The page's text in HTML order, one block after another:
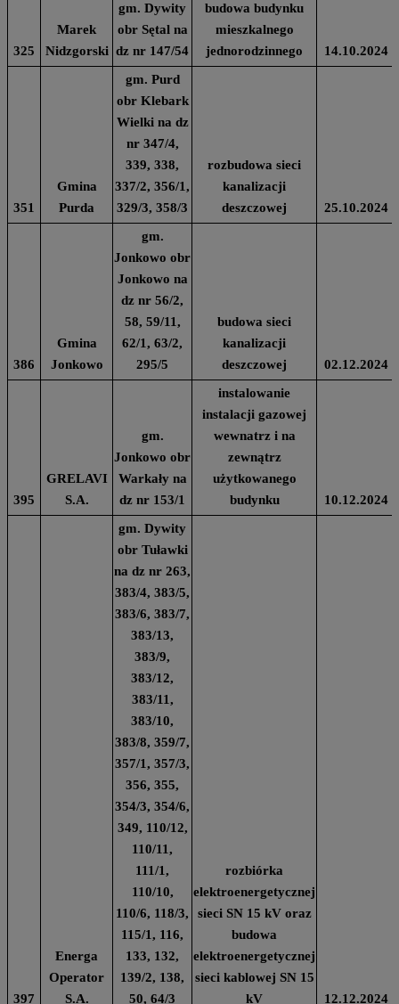
325
Marek
Nidzgorski
gm. Dywity
obr Sętal na
dz nr 147/54
budowa budynku
mieszkalnego
jednorodzinnego
14.10.2024
351
Gmina
Purda
gm. Purd
obr Klebark
Wielki na dz
nr 347/4,
339, 338,
337/2, 356/1,
329/3, 358/3
rozbudowa sieci
kanalizacji
deszczowej
25.10.2024
386
Gmina
Jonkowo
gm.
Jonkowo obr
Jonkowo na
dz nr 56/2,
58, 59/11,
62/1, 63/2,
295/5
budowa sieci
kanalizacji
deszczowej
02.12.2024
395
GRELAVI
S.A.
gm.
Jonkowo obr
Warkały na
dz nr 153/1
instalowanie
instalacji gazowej
wewnatrz i na
zewnątrz
użytkowanego
budynku
10.12.2024
397
Energa
Operator
S.A.
gm. Dywity
obr Tuławki
na dz nr 263,
383/4, 383/5,
383/6, 383/7,
383/13,
383/9,
383/12,
383/11,
383/10,
383/8, 359/7,
357/1, 357/3,
356, 355,
354/3, 354/6,
349, 110/12,
110/11,
111/1,
110/10,
110/6, 118/3,
115/1, 116,
133, 132,
139/2, 138,
50, 64/3
rozbiórka
elektroenergetycznej
sieci SN 15 kV oraz
budowa
elektroenergetycznej
sieci kablowej SN 15
kV
12.12.2024